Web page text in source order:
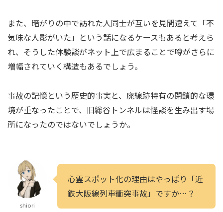
また、暗がりの中で訪れた人同士が互いを見間違えて「不
気味な人影がいた」という話になるケースもあると考えら
れ、そうした体験談がネット上で広まることで噂がさらに
増幅されていく構造もあるでしょう。
事故の記憶という歴史的事実と、廃線跡特有の閉鎖的な環
境が重なったことで、旧総谷トンネルは怪談を生み出す場
所になったのではないでしょうか。
shiori
心霊スポット化の理由はやっぱり「近
鉄大阪線列車衝突事故」ですか…？